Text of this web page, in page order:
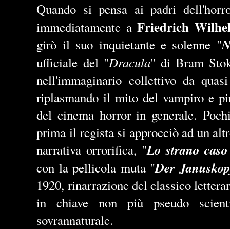
Quando si pensa ai padri
immediatamente aFriedrich
girò il suo inquietante e solenne "
ufficiale del "Dracula" di Bram
nell'immaginario collettivo da
riplasmando il mito del vampiro e
del cinema horror in generale.
prima il regista si approcciò ad un
narrativaorrorifica, "Lo strano
con la pellicola muta "Der
1920, rinarrazione del classico
in chiave non più pseudo
sovrannaturale.